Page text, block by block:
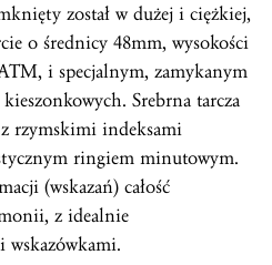
został w dużej i ciężkiej,
o średnicy 48mm, wysokości
i specjalnym, zamykanym
Srebrna tarcza
z rzymskimi indeksami
ringiem minutowym.
(wskazań) całość
z idealnie
wskazówkami.